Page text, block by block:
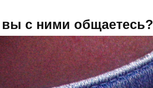
с ними общаетесь?